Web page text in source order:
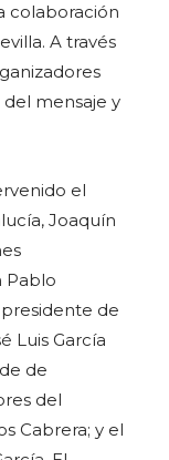
colaboración
A través
mensaje y
el
Joaquín
Pablo
de
Luis García
de
del
Cabrera; y el